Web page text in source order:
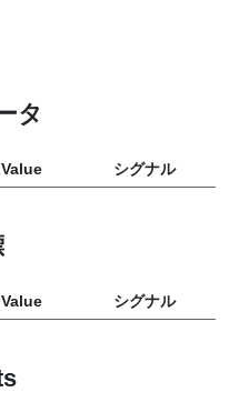
タ
Value シグナル
Value シグナル